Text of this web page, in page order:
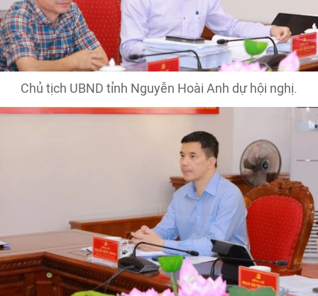
Chủ tịch UBND tỉnh Nguyễn Hoài Anh dự hội nghị.